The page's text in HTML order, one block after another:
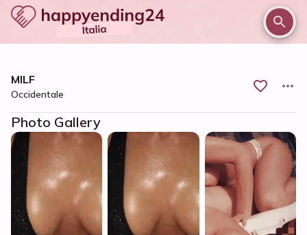
MILF
Occidentale
Photo Gallery